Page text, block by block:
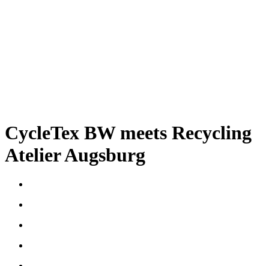
CycleTex BW meets Recycling
Atelier Augsburg